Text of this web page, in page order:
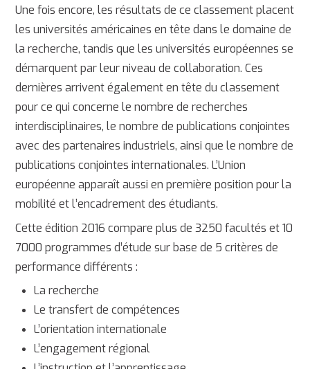
Une fois encore, les résultats de ce classement placent
les universités américaines en tête dans le domaine de
la recherche, tandis que les universités européennes se
démarquent par leur niveau de collaboration. Ces
dernières arrivent également en tête du classement
pour ce qui concerne le nombre de recherches
interdisciplinaires, le nombre de publications conjointes
avec des partenaires industriels, ainsi que le nombre de
publications conjointes internationales. L’Union
européenne apparaît aussi en première position pour la
mobilité et l’encadrement des étudiants.
Cette édition 2016 compare plus de 3250 facultés et 10
7000 programmes d’étude sur base de 5 critères de
performance différents :
La recherche
Le transfert de compétences
L’orientation internationale
L’engagement régional